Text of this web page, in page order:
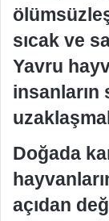
sıcak ve
Yavru
insanların
Doğada
açıdan